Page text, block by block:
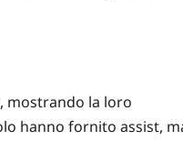
mostrando la loro
hanno fornito assist,